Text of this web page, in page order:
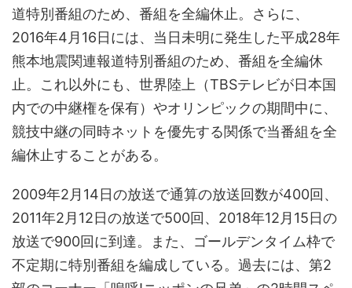
道特別番組のため、番組を全編休止。さらに、
2016年4月16日には、当日未明に発生した平成28年
熊本地震関連報道特別番組のため、番組を全編休
止。これ以外にも、世界陸上（TBSテレビが日本国
内での中継権を保有）やオリンピックの期間中に、
競技中継の同時ネットを優先する関係で当番組を全
編休止することがある。
2009年2月14日の放送で通算の放送回数が400回、
2011年2月12日の放送で500回、2018年12月15日の
放送で900回に到達。また、ゴールデンタイム枠で
不定期に特別番組を編成している。過去には、第2